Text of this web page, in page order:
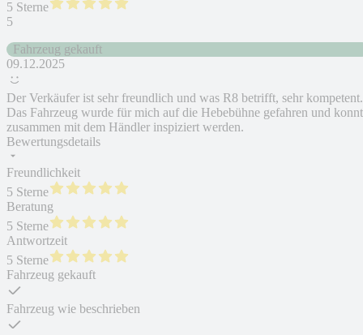
5 Sterne
5
Fahrzeug gekauft
09.12.2025
Der Verkäufer ist sehr freundlich und was R8 betrifft, sehr kompetent.
Das Fahrzeug wurde für mich auf die Hebebühne gefahren und
zusammen mit dem Händler inspiziert werden.
Bewertungsdetails
Freundlichkeit
5 Sterne
Beratung
5 Sterne
Antwortzeit
5 Sterne
Fahrzeug gekauft
Fahrzeug wie beschrieben